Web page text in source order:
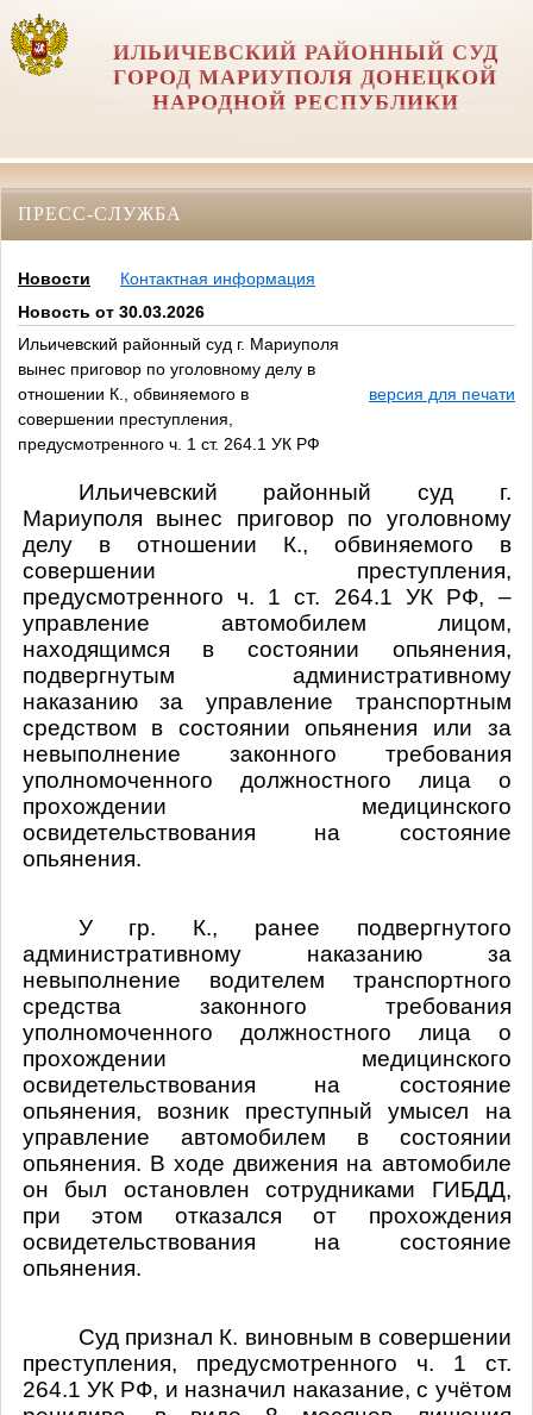
ИЛЬИЧЕВСКИЙ РАЙОННЫЙ СУД
ГОРОД МАРИУПОЛЯ ДОНЕЦКОЙ
НАРОДНОЙ РЕСПУБЛИКИ
ПРЕСС-СЛУЖБА
Новости
Контактная информация
Новость от 30.03.2026
Ильичевский районный суд г. Мариуполя
вынес приговор по уголовному делу в
отношении К., обвиняемого в
совершении преступления,
предусмотренного ч. 1 ст. 264.1 УК РФ
версия для печати
Ильичевский районный суд г.
Мариуполя вынес приговор по уголовному
делу в отношении К., обвиняемого в
совершении преступления,
предусмотренного ч. 1 ст. 264.1 УК РФ, –
управление автомобилем лицом,
находящимся в состоянии опьянения,
подвергнутым административному
наказанию за управление транспортным
средством в состоянии опьянения или за
невыполнение законного требования
уполномоченного должностного лица о
прохождении медицинского
освидетельствования на состояние
опьянения.
У гр. К., ранее подвергнутого
административному наказанию за
невыполнение водителем транспортного
средства законного требования
уполномоченного должностного лица о
прохождении медицинского
освидетельствования на состояние
опьянения, возник преступный умысел на
управление автомобилем в состоянии
опьянения. В ходе движения на автомобиле
он был остановлен сотрудниками ГИБДД,
при этом отказался от прохождения
освидетельствования на состояние
опьянения.
Суд признал К. виновным в совершении
преступления, предусмотренного ч. 1 ст.
264.1 УК РФ, и назначил наказание, с учётом